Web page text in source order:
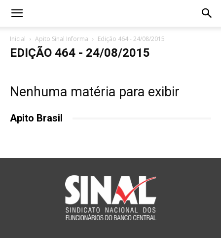
Inicial Apito Sinal Informa Edição 464 - 24/08/2015
EDIÇÃO 464 - 24/08/2015
Nenhuma matéria para exibir
Apito Brasil